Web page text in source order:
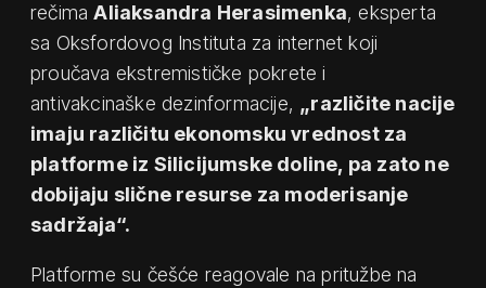
rečimaAliaksandra Herasimenka, eksperta
sa Oksfordovog Instituta za internet koji
proučava ekstremističke pokrete i
antivakcinaške dezinformacije, „različite nacije
imaju različitu ekonomsku vrednost za
platforme iz Silicijumske doline, pa zato ne
dobijaju slične resurse za moderisanje
sadržaja“.
Platforme su češće reagovale na pritužbe na